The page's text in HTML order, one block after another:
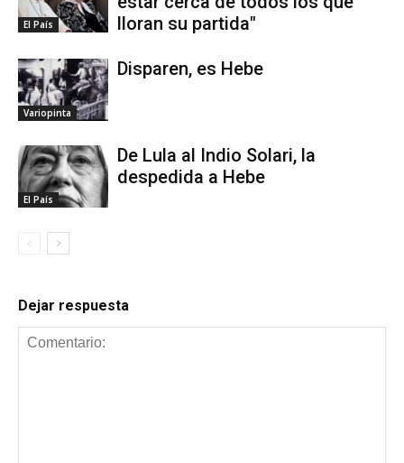
El País
lloran su partida"
Variopinta
Disparen, es Hebe
El País
De Lula al Indio Solari, la
despedida a Hebe
Dejar respuesta